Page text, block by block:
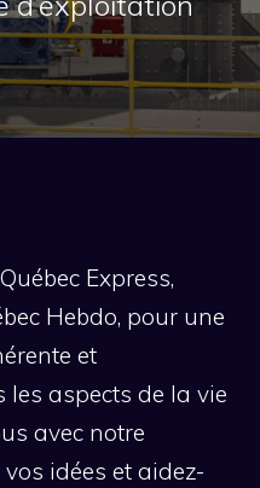
Express,
Hebdo, pour une
et
aspects de la vie
avec notre
idées et aidez-